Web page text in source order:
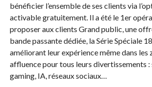
bénéficier l’ensemble de ses clients via
activable gratuitement. Il a été le 1er
proposer aux clients Grand public, une
bande passante dédiée, la Série Spéciale
améliorant leur expérience même dans les
affluence pour tous leurs divertissements :
gaming, IA, réseaux sociaux…